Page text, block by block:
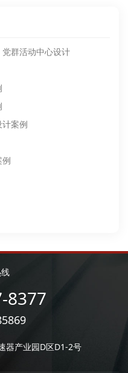
群活动中心设计
案例
例
8377
器产业园D区D1-2号